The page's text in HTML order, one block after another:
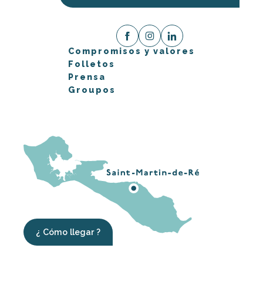
Compromisos y valores
Folletos
Prensa
Groupos
¿ Cómo llegar ?